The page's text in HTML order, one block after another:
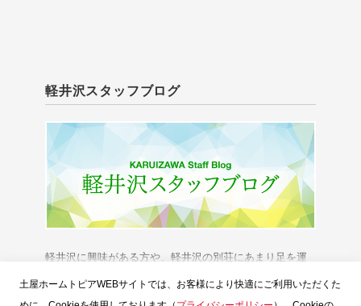
軽井沢スタッフブログ
軽井沢に興味がある方や、軽井沢の別荘にあまり足を運
土屋ホームトピアWEBサイトでは、お客様により快適にご利用いただくた